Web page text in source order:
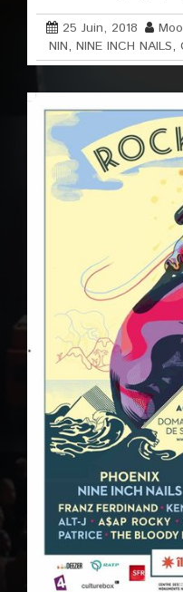
25 Juin, 2018
NIN,NINE INCH NAILS,